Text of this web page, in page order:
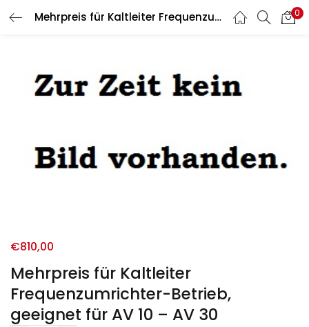
Mehrpreis für Kaltleiter Frequenzumrichter-Betrieb, geeignet für AV 10 – AV 30 0
Mehrpreis für Kaltleiter
Frequenzumrichter-Betrieb,
geeignet für AV 10 – AV 30
€810,00
LOGIN REGISTER
Enter your username and password to login.
Remember me